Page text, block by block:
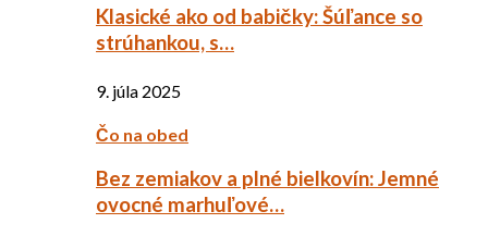
Klasické ako od babičky: Šúľance so
strúhankou, s…
9. júla 2025
Čo na obed
Bez zemiakov a plné bielkovín: Jemné
ovocné marhuľové…